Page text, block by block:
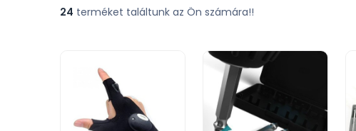
24 terméket találtunk az Ön számára!!